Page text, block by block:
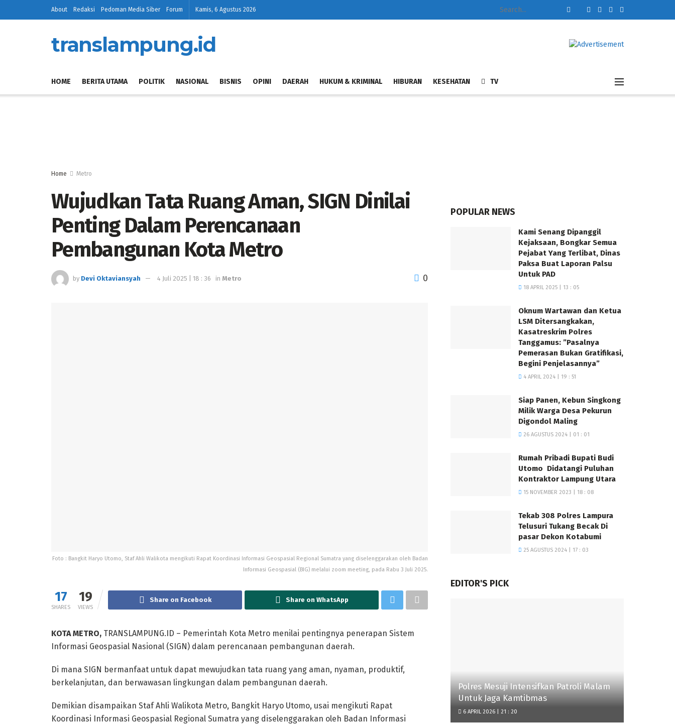
About Redaksi Pedoman Media Siber Forum Kamis, 6 Agustus 2026
translampung.id
HOME BERITA UTAMA POLITIK NASIONAL BISNIS OPINI DAERAH HUKUM & KRIMINAL HIBURAN KESEHATAN TV
Home Metro
Wujudkan Tata Ruang Aman, SIGN Dinilai
Penting Dalam Perencanaan
Pembangunan Kota Metro
by Devi Oktaviansyah 4 Juli 2025 | 18 : 36 in Metro 0
Foto : Bangkit Haryo Utomo, Staf Ahli Walikota mengikuti Rapat Koordinasi Informasi Geospasial Regional Sumatra yang diselenggarakan oleh Badan
Informasi Geospasial (BIG) melalui zoom meeting, pada Rabu 3 Juli 2025.
17
SHARES
19
VIEWS
Share on Facebook Share on WhatsApp
KOTA METRO, TRANSLAMPUNG.ID – Pemerintah Kota Metro menilai pentingnya penerapan Sistem
Informasi Geospasial Nasional (SIGN) dalam perencanaan pembangunan daerah.
Di mana SIGN bermanfaat untuk dapat mewujudkan tata ruang yang aman, nyaman, produktif,
berkelanjutan, dan berwawasan lingkungan dalam pembangunan daerah.
Demikian disampaikan Staf Ahli Walikota Metro, Bangkit Haryo Utomo, usai mengikuti Rapat
Koordinasi Informasi Geospasial Regional Sumatra yang diselenggarakan oleh Badan Informasi
POPULAR NEWS
Kami Senang Dipanggil
Kejaksaan, Bongkar Semua
Pejabat Yang Terlibat, Dinas
Paksa Buat Laporan Palsu
Untuk PAD
18 APRIL 2025 | 13 : 05
Oknum Wartawan dan Ketua
LSM Ditersangkakan,
Kasatreskrim Polres
Tanggamus: ”Pasalnya
Pemerasan Bukan Gratifikasi,
Begini Penjelasannya”
4 APRIL 2024 | 19 : 51
Siap Panen, Kebun Singkong
Milik Warga Desa Pekurun
Digondol Maling
26 AGUSTUS 2024 | 01 : 01
Rumah Pribadi Bupati Budi
Utomo Didatangi Puluhan
Kontraktor Lampung Utara
15 NOVEMBER 2023 | 18 : 08
Tekab 308 Polres Lampura
Telusuri Tukang Becak Di
pasar Dekon Kotabumi
25 AGUSTUS 2024 | 17 : 03
EDITOR'S PICK
Polres Mesuji Intensifkan Patroli Malam
Untuk Jaga Kamtibmas
6 APRIL 2026 | 21 : 20